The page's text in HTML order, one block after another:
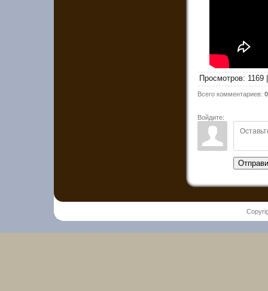
Просмотров: 1169
Всего комментариев: 0
Войдите: